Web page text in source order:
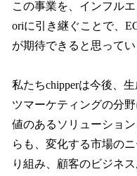
この事業を、インフル
oriに引き継ぐことで、
が期待できると思ってい
私たちchipperは今後、
ツマーケティングの分
値のあるソリューショ
らも、変化する市場の
り組み、顧客のビジネ